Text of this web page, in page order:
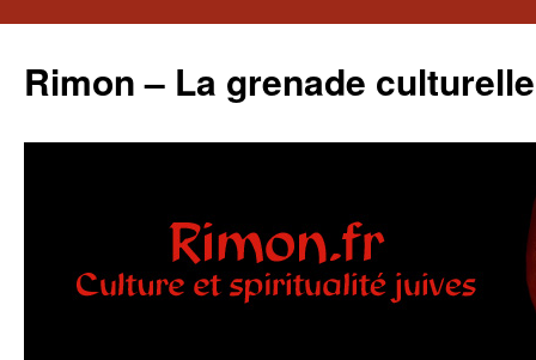
contenu
Rimon – La grenade culturelle